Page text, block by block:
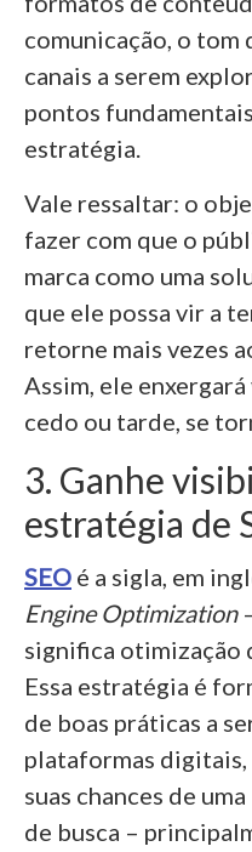
comunicação, o tom
canais a serem
pontos
estratégia.
Vale ressaltar: o
fazer com que o
marca como uma
que ele possa vir a
retorne mais vezes
Assim, ele
cedo ou tarde, se
3. Ganhe
estratégia de
SEO é a sigla, em
Engine Optimization
significa otimização
Essa estratégia é
de boas práticas a
plataformas
suas chances de
de busca –